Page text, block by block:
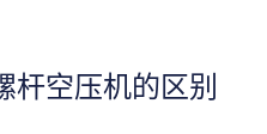
杆空压机的区别